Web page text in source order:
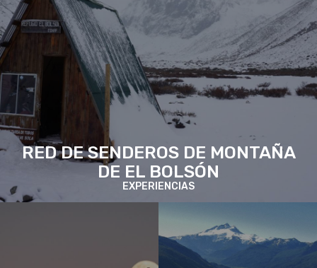
RED DE SENDEROS DE MONTAÑA
DE EL BOLSÓN
EXPERIENCIAS